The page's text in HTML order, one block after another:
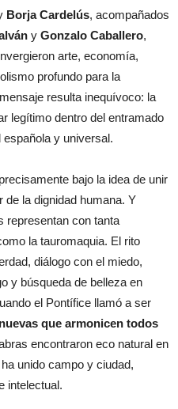
Borja Cardelús, acompañados
y Gonzalo Caballero,
arte, economía,
profundo para la
resulta inequívoco: la
legítimo dentro del entramado
y universal.
bajo la idea de unir
de la dignidad humana. Y
representan con tanta
la tauromaquia. El rito
diálogo con el miedo,
y búsqueda de belleza en
el Pontífice llamó a ser
que armonicen todos
encontraron eco natural en
unido campo y ciudad,
intelectual.